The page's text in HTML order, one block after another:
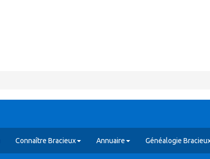
Connaître Bracieux Annuaire Généalogie